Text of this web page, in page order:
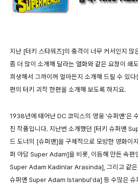
지난 [터키 스타워즈]의 충격이 너무 커서인지 많
좀 더 많이 소개해 달라는 열화와 같은 요청이 쇄
희생해서 그까이꺼 얼마든지 소개해 드릴 수 있
편의 터키 괴작 한편을 소개해 보도록 하지요.
1938년에 태어난 DC 코믹스의 영웅 '슈퍼맨'은
진 작품입니다. 지난번 소개했던 [터키 슈퍼맨
드 도너의 [슈퍼맨]을 구체적으로 모방한 영화이
퍼 아담 Super Adam]을 비롯, 이듬해 만든 속편
Super Adam Kadinlar Arasinda], 그리고 같은
슈퍼맨 Super Adam Istanbul’da] 등 수많은 슈